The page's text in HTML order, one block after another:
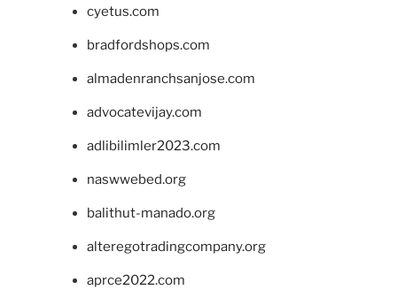
cyetus.com
bradfordshops.com
almadenranchsanjose.com
advocatevijay.com
adlibilimler2023.com
naswwebed.org
balithut-manado.org
alteregotradingcompany.org
aprce2022.com